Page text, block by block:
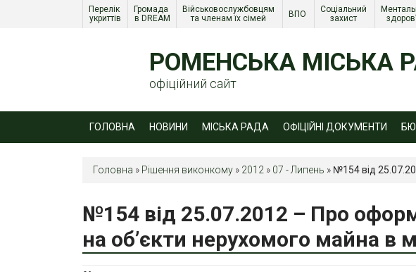
Перелік
укриттів
Громада
в DREAM
Військовослужбовцям
та членам їх сімей
ВПО
Соціальний
захист
РОМЕНСЬКА МІСЬКА
офіційний сайт
ГОЛОВНА НОВИНИ МІСЬКА РАДА ОФІЦІЙНІ ДОКУМЕНТИ
Головна » Рішення виконкому » 2012 » 07 - Липень » №154 від
№154 від 25.07.2012 – Про
на об’єкти нерухомого майна в